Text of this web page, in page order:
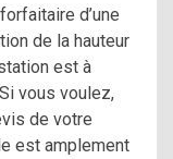
d’une
de la hauteur
est à
vous voulez,
de votre
est amplement